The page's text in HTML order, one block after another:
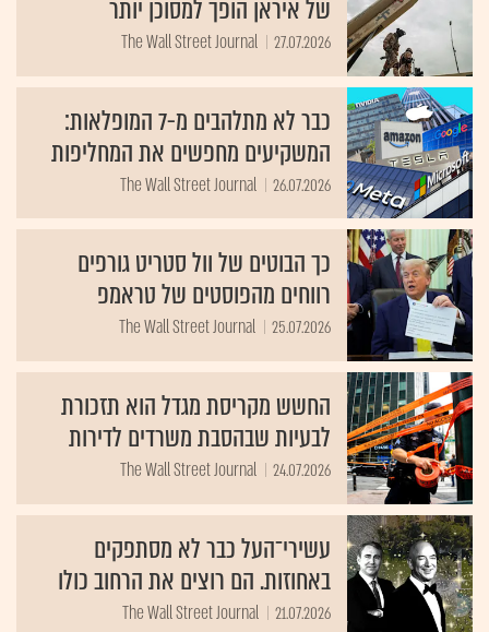
של איראן הופך למסוכן יותר
27.07.2026
The Wall Street Journal
כבר לא מתלהבים מ-7 המופלאות:
המשקיעים מחפשים את המחליפות
26.07.2026
The Wall Street Journal
כך הבוטים של וול סטריט גורפים
רווחים מהפוסטים של טראמפ
25.07.2026
The Wall Street Journal
החשש מקריסת מגדל הוא תזכורת
לבעיות שבהסבת משרדים לדירות
24.07.2026
The Wall Street Journal
עשירי־העל כבר לא מסתפקים
באחוזות. הם רוצים את הרחוב כולו
21.07.2026
The Wall Street Journal